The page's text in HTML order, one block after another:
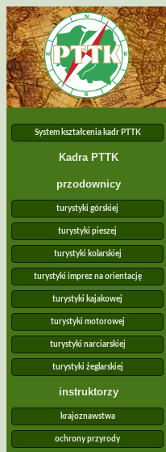
System kształcenia kadr PTTK
Kadra PTTK
przodownicy
turystyki górskiej
turystyki pieszej
turystyki kolarskiej
turystyki imprez na orientację
turystyki kajakowej
turystyki motorowej
turystyki narciarskiej
turystyki żeglarskiej
instruktorzy
krajoznawstwa
ochrony przyrody